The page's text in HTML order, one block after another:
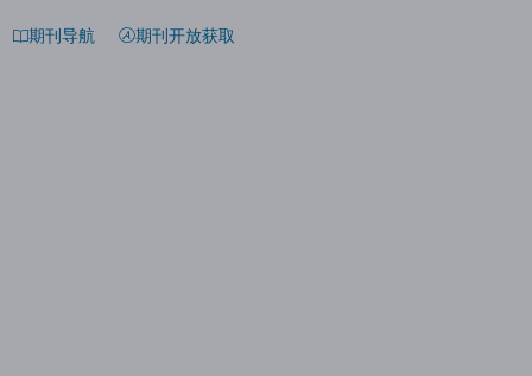
期刊导航 期刊开放获取